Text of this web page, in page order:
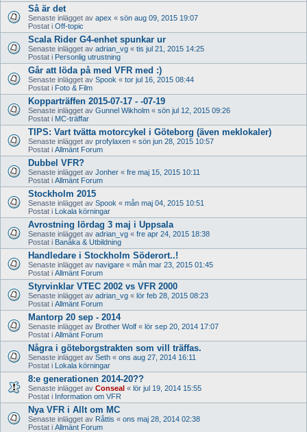
Så är det
Senaste inlägget av apex « sön aug 09, 2015 19:07
Postat i Off-topic
Scala Rider G4-enhet spunkar ur
Senaste inlägget av adrian_vg « tis jul 21, 2015 14:25
Postat i Personlig utrustning
Går att löda på med VFR med :)
Senaste inlägget av Spook « tor jul 16, 2015 08:44
Postat i Foto & Film
Kopparträffen 2015-07-17 - -07-19
Senaste inlägget av Gunnel Wikholm « sön jul 12, 2015 09:26
Postat i MC-träffar
TIPS: Vart tvätta motorcykel i Göteborg (även meklokaler)
Senaste inlägget av profylaxen « sön jun 28, 2015 10:57
Postat i Allmänt Forum
Dubbel VFR?
Senaste inlägget av Jonher « fre maj 15, 2015 10:11
Postat i Allmänt Forum
Stockholm 2015
Senaste inlägget av Spook « mån maj 04, 2015 10:51
Postat i Lokala körningar
Avrostning lördag 3 maj i Uppsala
Senaste inlägget av adrian_vg « fre apr 24, 2015 18:38
Postat i Banåka & Utbildning
Handledare i Stockholm Söderort..!
Senaste inlägget av navigare « mån mar 23, 2015 01:45
Postat i Allmänt Forum
Styrvinklar VTEC 2002 vs VFR 2000
Senaste inlägget av adrian_vg « lör feb 28, 2015 08:23
Postat i Allmänt Forum
Mantorp 20 sep - 2014
Senaste inlägget av Brother Wolf « lör sep 20, 2014 17:07
Postat i Allmänt Forum
Några i göteborgstrakten som vill träffas.
Senaste inlägget av Seth « ons aug 27, 2014 16:11
Postat i Lokala körningar
8:e generationen 2014-20??
Senaste inlägget av Conseal « lör jul 19, 2014 15:55
Postat i Information om VFR
Nya VFR i Allt om MC
Senaste inlägget av Råttis « ons maj 28, 2014 02:38
Postat i Allmänt Forum